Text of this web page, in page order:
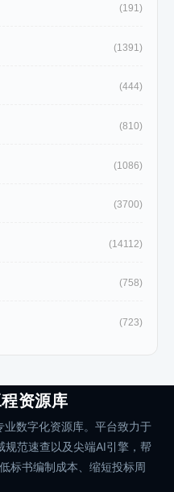
(191)
(1391)
(444)
(810)
(1086)
(3700)
(14112)
(758)
(723)
资源库
数字化资源库。平台致力于
范速查以及尖端AI引擎，帮
标书编制成本、缩短投标周